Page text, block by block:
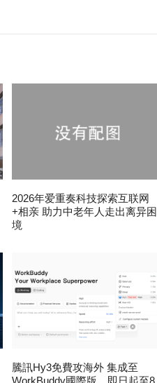
2026年爱重奏科技探索互联网
+相亲 助力中老年人走出离异困
境
騰訊Hy3免費攻海外 集成至
WorkBuddy國際版，即日起至8